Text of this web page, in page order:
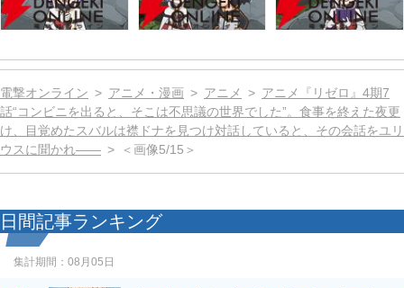
電撃オンライン アニメ・漫画 アニメ
アニメ『リゼロ』4期7
話“コンビニを出ると、そこは不思議の世界でした”。食事を終えた夜更
け、目覚めたスバルは襟ドナを見つけ対話していると、その会話をユリ
ウスに聞かれ――
＜画像5/15＞
日間記事ランキング
集計期間： 08月05日